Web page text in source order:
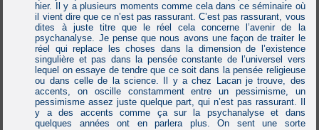
hier. Il y a plusieurs moments comme cela dans ce séminaire où
il vient dire que ce n’est pas rassurant. C’est pas rassurant, vous
dites à juste titre que le réel cela concerne l’avenir de la
psychanalyse. Je pense que nous avons une façon de traiter le
réel qui replace les choses dans la dimension de l’existence
singulière et pas dans la pensée constante de l’universel vers
lequel on essaye de tendre que ce soit dans la pensée religieuse
ou dans celle de la science. Il y a chez Lacan je trouve, des
accents, on oscille constamment entre un pessimisme, un
pessimisme assez juste quelque part, qui n’est pas rassurant. Il
y a des accents comme ça sur la psychanalyse et dans
quelques années ont en parlera plus. On sent une sorte